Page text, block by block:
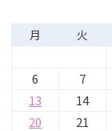
月 火
6
7
13
14
20
21